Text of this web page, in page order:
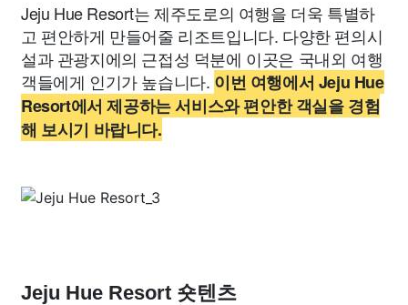
Jeju Hue Resort는 제주도로의 여행을 더욱 특별하
고 편안하게 만들어줄 리조트입니다. 다양한 편의시
설과 관광지에의 근접성 덕분에 이곳은 국내외 여행
객들에게 인기가 높습니다. 이번 여행에서 Jeju Hue
Resort에서 제공하는 서비스와 편안한 객실을 경험
해 보시기 바랍니다.
Jeju Hue Resort 숏텐츠